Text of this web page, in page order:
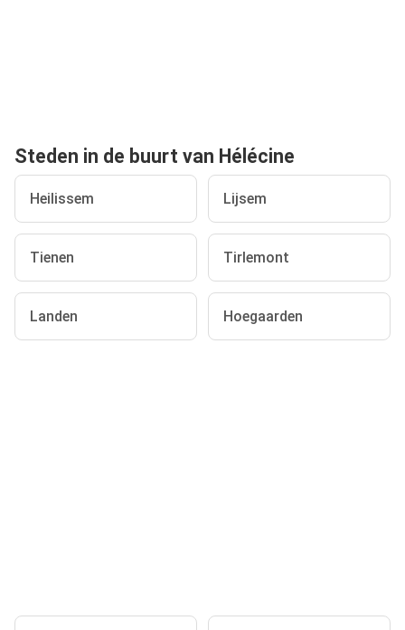
Steden in de buurt van Hélécine
Heilissem Lijsem
Tienen Tirlemont
Landen Hoegaarden